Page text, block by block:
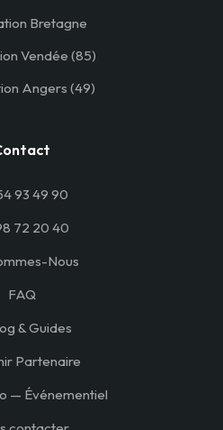
Bretagne
Vendée (85)
Angers (49)
93 49 90
72 20 40
Nous
FAQ
& Guides
Partenaire
— Événementiel